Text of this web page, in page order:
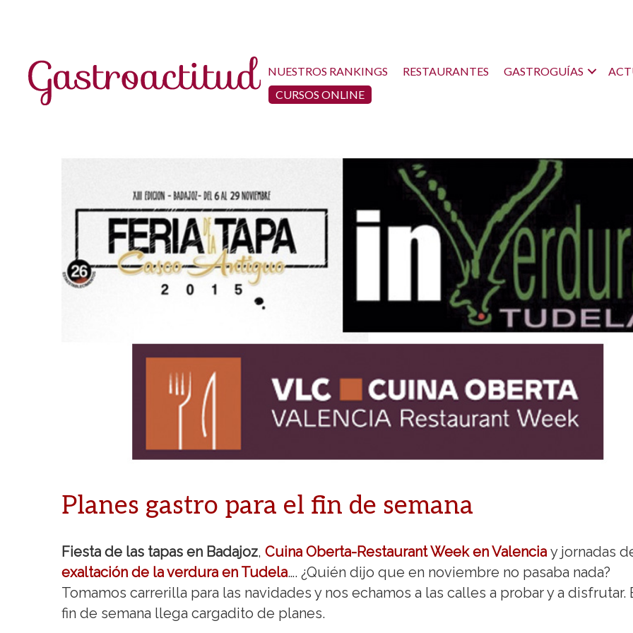
NUESTROS RANKINGS RESTAURANTES GASTROGUÍAS
CURSOS ONLINE
Planes gastro para el fin de semana
Fiesta de las tapas en Badajoz, Cuina Oberta-Restaurant Week en Valencia y jornadas
exaltación de la verdura en Tudela…. ¿Quién dijo que en noviembre no pasaba nada?
Tomamos carrerilla para las navidades y nos echamos a las calles a probar y a disfrutar.
fin de semana llega cargadito de planes.